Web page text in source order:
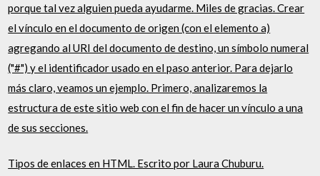
porque tal vez alguien pueda ayudarme. Miles de gracias. Crear
el vínculo en el documento de origen (con el elemento a)
agregando al URI del documento de destino, un símbolo numeral
("#") y el identificador usado en el paso anterior. Para dejarlo
más claro, veamos un ejemplo. Primero, analizaremos la
estructura de este sitio web con el fin de hacer un vínculo a una
de sus secciones.
Tipos de enlaces en HTML. Escrito por Laura Chuburu.